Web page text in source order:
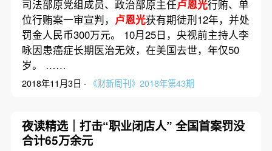
司法部原党组成员、政治部原主任卢恩光行贿、单
位行贿案一审宣判， 卢恩光获有期徒刑12年，并处
罚金人民币300万元。 10月25日，央视前主持人李
咏因患癌症长期医治无效，在美国去世，年仅50
岁。 ……
2018年11月3日 · 《财新周刊》2018年第43期
夜读精选｜打击“职业闭店人” 全国首案罚没
合计65万余元